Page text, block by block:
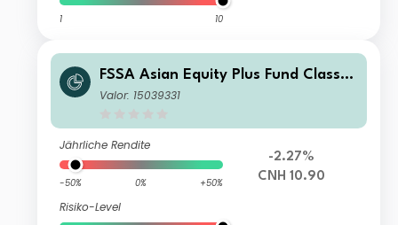
1 10
FSSA Asian Equity Plus Fund Class I
Hedged N (M Distributing) RMB
Valor: 15039331
Jährliche Rendite
-50% 0% +50%
Risiko-Level
-2.27%
CNH 10.90